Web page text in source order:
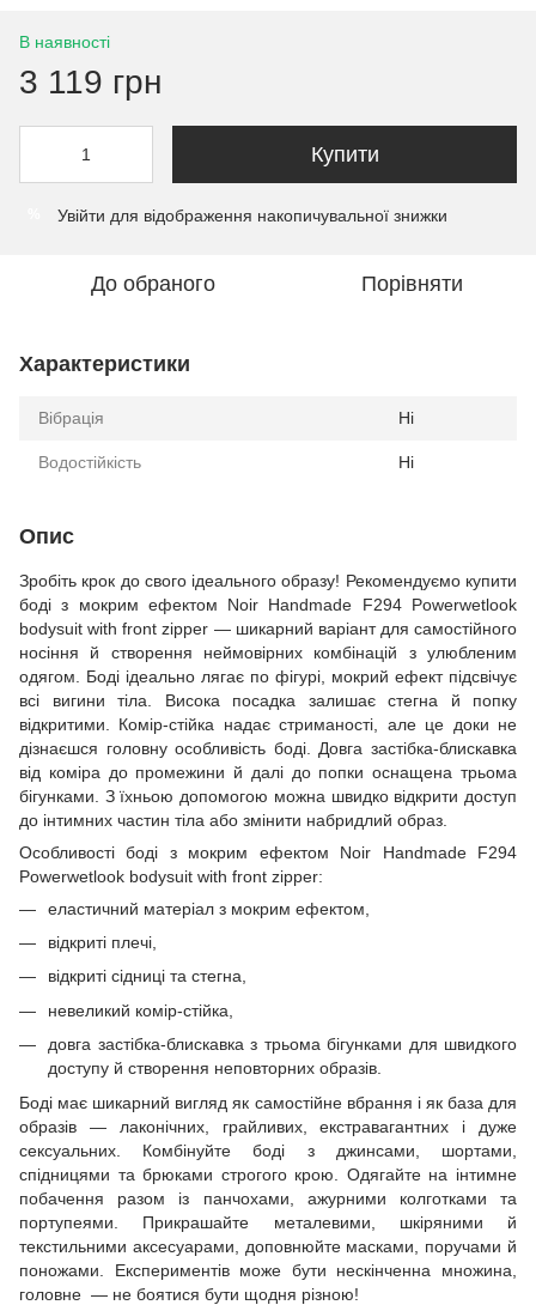
В наявності
3 119 грн
Купити
Увійти для відображення накопичувальної знижки
До обраного Порівняти
Характеристики
Вібрація Ні
Водостійкість Ні
Опис
Зробіть крок до свого ідеального образу! Рекомендуємо купити
боді з мокрим ефектом Noir Handmade F294 Powerwetlook
bodysuit with front zipper — шикарний варіант для самостійного
носіння й створення неймовірних комбінацій з улюбленим
одягом. Боді ідеально лягає по фігурі, мокрий ефект підсвічує
всі вигини тіла. Висока посадка залишає стегна й попку
відкритими. Комір-стійка надає стриманості, але це доки не
дізнаєшся головну особливість боді. Довга застібка-блискавка
від коміра до промежини й далі до попки оснащена трьома
бігунками. З їхньою допомогою можна швидко відкрити доступ
до інтимних частин тіла або змінити набридлий образ.
Особливості боді з мокрим ефектом Noir Handmade F294
Powerwetlook bodysuit with front zipper:
еластичний матеріал з мокрим ефектом,
відкриті плечі,
відкриті сідниці та стегна,
невеликий комір-стійка,
довга застібка-блискавка з трьома бігунками для швидкого
доступу й створення неповторних образів.
Боді має шикарний вигляд як самостійне вбрання і як база для
образів — лаконічних, грайливих, екстравагантних і дуже
сексуальних. Комбінуйте боді з джинсами, шортами,
спідницями та брюками строгого крою. Одягайте на інтимне
побачення разом із панчохами, ажурними колготками та
портупеями. Прикрашайте металевими, шкіряними й
текстильними аксесуарами, доповнюйте масками, поручами й
поножами. Експериментів може бути нескінченна множина,
головне — не боятися бути щодня різною!